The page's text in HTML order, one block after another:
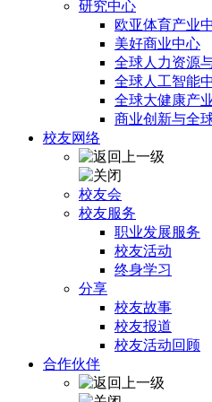
研究中心
欧亚体育产业
美好商业中心
全球人力资源
全球人工智能
全球大健康产
商业创新与全
校友网络
校友会
校友服务
职业发展服务
校友活动
终身学习
分享
校友故事
校友报道
校友活动回顾
合作伙伴